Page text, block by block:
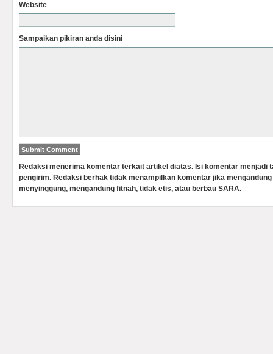
Website
Sampaikan pikiran anda disini
Redaksi menerima komentar terkait artikel diatas. Isi komentar menjadi
pengirim. Redaksi berhak tidak menampilkan komentar jika
menyinggung, mengandung fitnah, tidak etis, atau berbau SARA.